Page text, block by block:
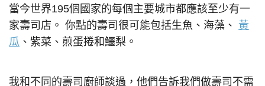
當今世界195個國家的每個主要城市都應該至少有一
家壽司店。 你點的壽司很可能包括生魚、海藻、 黃
瓜 、紫菜、煎蛋捲和鱷梨。
我和不同的壽司廚師談過，他們告訴我們做壽司不需